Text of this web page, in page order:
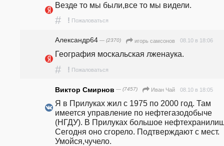
Везде то мы были,все то мы видели.
# ! Пожаловаться
Александр64 — (2370) игорь самсонов 08.10 в 18:06
География москальская лженаука.
# ! Пожаловаться
Виктор Смирнов — (7457) Иван Чай 08.10 в 18:05
Я в Прилуках жил с 1975 по 2000 год. Там
имеется управление по нефтегазодобыче
(НГДУ). В Прилуках большое
Сегодня оно сгорело. Подтверждают с мест.
Умойся,чучело.